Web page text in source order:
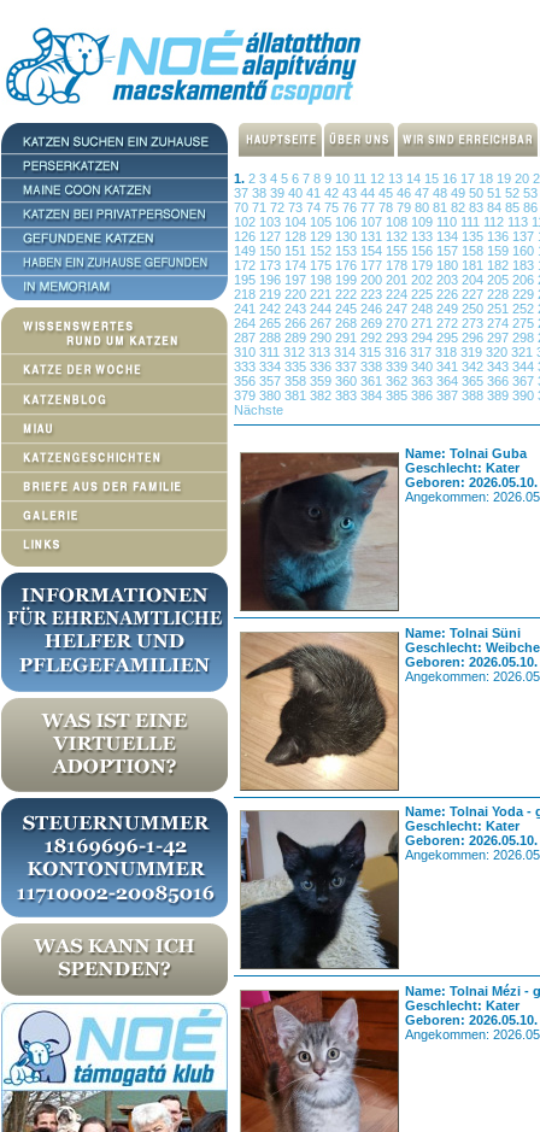
1. 2 3 4 5 6 7 8 9 10 11 12 13 14 15 16 17 18 19 20
37 38 39 40 41 42 43 44 45 46 47 48 49 50 51 52 53
70 71 72 73 74 75 76 77 78 79 80 81 82 83 84 85 86
102 103 104 105 106 107 108 109 110 111 112 113
126 127 128 129 130 131 132 133 134 135 136 137
149 150 151 152 153 154 155 156 157 158 159 160
172 173 174 175 176 177 178 179 180 181 182 183
195 196 197 198 199 200 201 202 203 204 205 206
218 219 220 221 222 223 224 225 226 227 228 229
241 242 243 244 245 246 247 248 249 250 251 252
264 265 266 267 268 269 270 271 272 273 274 275
287 288 289 290 291 292 293 294 295 296 297 298
310 311 312 313 314 315 316 317 318 319 320 321
333 334 335 336 337 338 339 340 341 342 343 344
356 357 358 359 360 361 362 363 364 365 366 367
379 380 381 382 383 384 385 386 387 388 389 390
Nächste
Name: Tolnai Guba
Geschlecht: Kater
Geboren: 2026.05.10.
Angekommen:
Name: Tolnai Süni
Geschlecht:
Geboren: 2026.05.10.
Angekommen:
Name: Tolnai Yoda -
Geschlecht: Kater
Geboren: 2026.05.10.
Angekommen:
Name: Tolnai Mézi -
Geschlecht: Kater
Geboren: 2026.05.10.
Angekommen: